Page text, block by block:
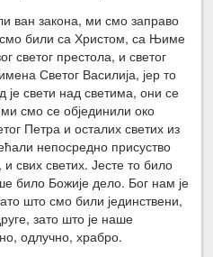
ван закона, ми смо заправо
смо били са Христом, са Њиме
светог престола, и светог
Светог Василија, јер то
је свети над светима, они се
смо се објединили око
Петра и осталих светих из
непосредно присуство
свих светих. Јесте то било
било Божије дело. Бог нам је
што смо били јединствени,
зато што је наше
одлучно, храбро.